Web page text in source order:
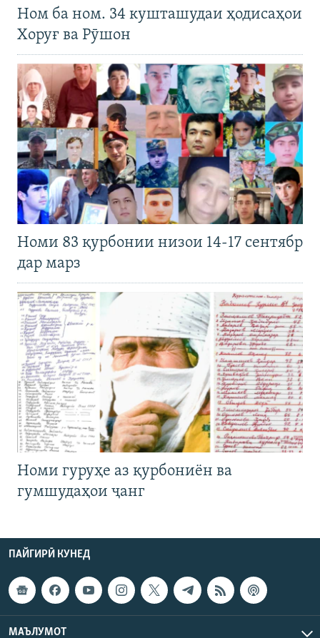
Ном ба ном. 34 кушташудаи ҳодисаҳои
Хоруғ ва Рӯшон
Номи 83 қурбонии низои 14-17 сентябр
дар марз
Номи гуруҳе аз қурбониён ва
гумшудаҳои ҷанг
ПАЙГИРӢ КУНЕД
МАЪЛУМОТ